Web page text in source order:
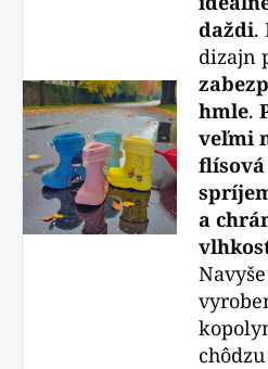
daždi.
dizajn
hmle.
veľmi
a